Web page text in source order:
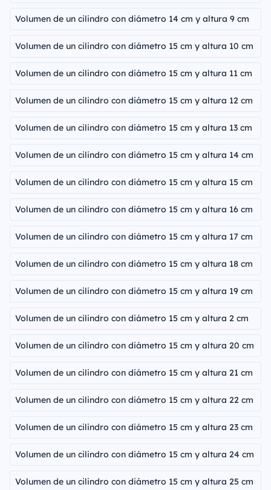
Volumen de un cilindro con diámetro 14 cm y altura 9 cm
Volumen de un cilindro con diámetro 15 cm y altura 10 cm
Volumen de un cilindro con diámetro 15 cm y altura 11 cm
Volumen de un cilindro con diámetro 15 cm y altura 12 cm
Volumen de un cilindro con diámetro 15 cm y altura 13 cm
Volumen de un cilindro con diámetro 15 cm y altura 14 cm
Volumen de un cilindro con diámetro 15 cm y altura 15 cm
Volumen de un cilindro con diámetro 15 cm y altura 16 cm
Volumen de un cilindro con diámetro 15 cm y altura 17 cm
Volumen de un cilindro con diámetro 15 cm y altura 18 cm
Volumen de un cilindro con diámetro 15 cm y altura 19 cm
Volumen de un cilindro con diámetro 15 cm y altura 2 cm
Volumen de un cilindro con diámetro 15 cm y altura 20 cm
Volumen de un cilindro con diámetro 15 cm y altura 21 cm
Volumen de un cilindro con diámetro 15 cm y altura 22 cm
Volumen de un cilindro con diámetro 15 cm y altura 23 cm
Volumen de un cilindro con diámetro 15 cm y altura 24 cm
Volumen de un cilindro con diámetro 15 cm y altura 25 cm